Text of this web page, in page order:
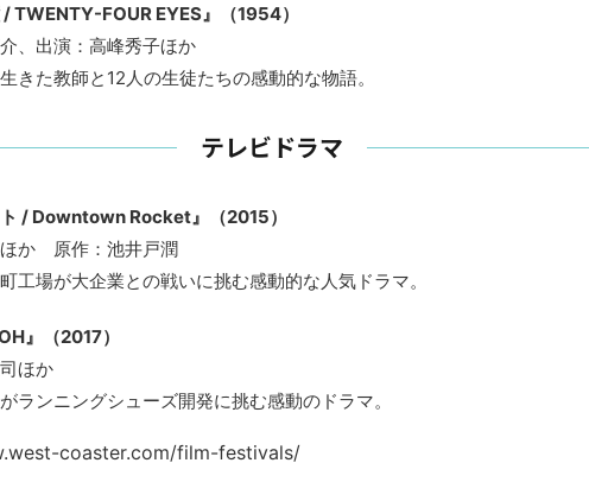
/ TWENTY-FOUR EYES』（1954）
、出演：高峰秀子ほか
きた教師と12人の生徒たちの感動的な物語。
テレビドラマ
ト / Downtown Rocket』（2015）
か 原作：池井戸潤
工場が大企業との戦いに挑む感動的な人気ドラマ。
』（2017）
ほか
ランニングシューズ開発に挑む感動のドラマ。
coaster.com/film-festivals/